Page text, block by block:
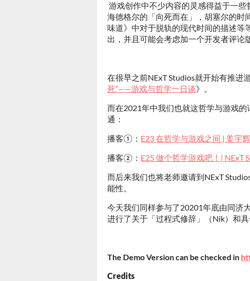
游戏创作中不少内容的灵感得益于一些
海德格尔的「向死而在」，胡塞尔的时
味道》中对于脱轨的现代时间的描述等
出，并且可能会考虑加一个开发者评论
在很早之前NExT Studios就开始有推进
死”——游戏与哲学一日谈》。
而在2021年中我们也就这哲学与游戏
通：
播客①： E23 在哲学与游戏之间 | 姜宇
播客②： E25 做个哲学游戏吧！| NExT
而后来我们也将老师邀请到NExT
能性。
今天我们同样参与了20201年底由同济
进行了关于「过程式修辞」（Nik）和
The Demo Version can be checked in
Credits